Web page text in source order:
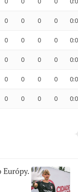
0 0 0 0 0:0
0 0 0 0 0:0
0 0 0 0 0:0
0 0 0 0 0:0
0 0 0 0 0:0
Európy.